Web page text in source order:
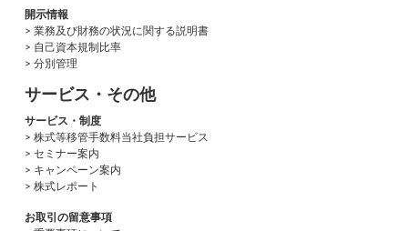
開示情報
> 業務及び財務の状況に関する説明書
> 自己資本規制比率
> 分別管理
サービス・その他
サービス・制度
> 株式等移管手数料当社負担サービス
> セミナー案内
> キャンペーン案内
> 株式レポート
お取引の留意事項